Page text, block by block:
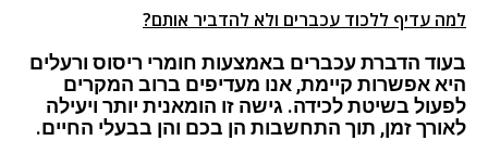
למה עדיף ללכוד עכברים ולא להדביר אותם?
בעוד הדברת עכברים באמצעות חומרי ריסוס ורעלים
היא אפשרות קיימת, אנו מעדיפים ברוב המקרים
לפעול בשיטת לכידה. גישה זו הומאנית יותר ויעילה
לאורך זמן, תוך התחשבות הן בכם והן בבעלי החיים.